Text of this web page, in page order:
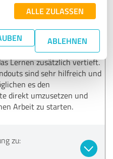
ALLE ZULASSEN
ABLEHNEN
Art schafft Melanie es,
kurzweilig zu vermitteln. Die
wie im Flug. Besonders
Austausch in der
viele unterschiedliche
Lernen zusätzlich vertieft.
sind sehr hilfreich und
es den
direkt umzusetzen und
Arbeit zu starten.
zu: